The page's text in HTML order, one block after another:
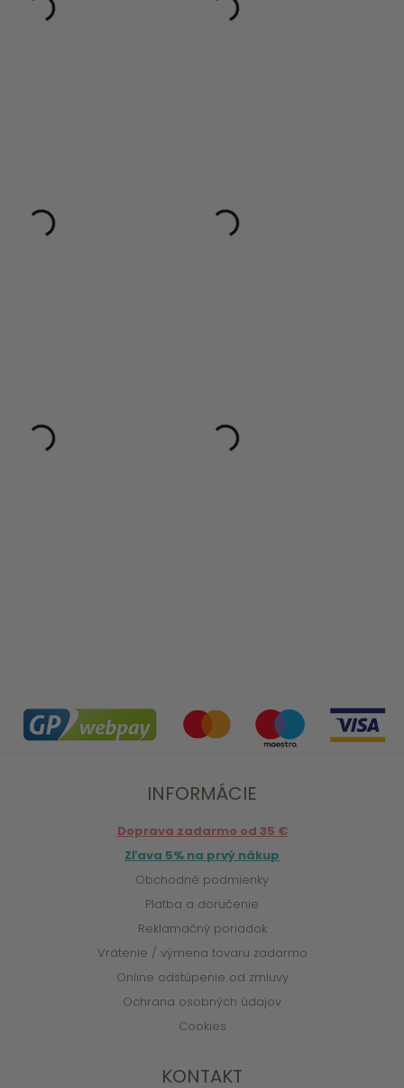
INFORMÁCIE
Doprava zadarmo od 35 €
Zľava 5% na prvý nákup
Obchodné podmienky
Platba a doručenie
Reklamačný poriadok
Vrátenie / výmena tovaru zadarmo
Online odstúpenie od zmluvy
Ochrana osobných údajov
Cookies
KONTAKT